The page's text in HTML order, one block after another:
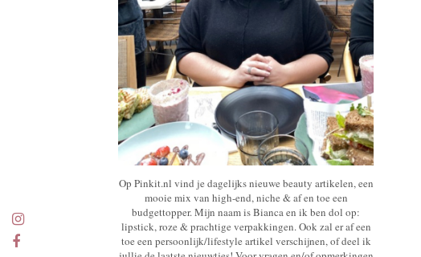
Op Pinkit.nl vind je dagelijks nieuwe beauty artikelen, een
mooie mix van high-end, niche & af en toe een
budgettopper. Mijn naam is Bianca en ik ben dol op:
lipstick, roze & prachtige verpakkingen. Ook zal er af een
toe een persoonlijk/lifestyle artikel verschijnen, of deel ik